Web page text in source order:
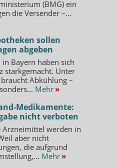
(BMG) ein
die Versender –...
sollen
abgeben
in Bayern haben sich
starkgemacht. Unter
Abkühlung –
Mehr »
Medikamente:
nicht verboten
Arzneimittel werden in
aber nicht
die aufgrund
Mehr »